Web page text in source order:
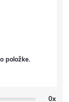
položke.
0x